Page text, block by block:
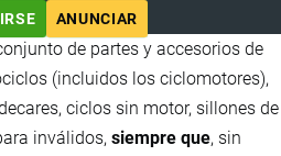
ANUNCIAR
de partes y accesorios de
(incluidos los ciclomotores),
ciclos sin motor, sillones de
inválidos, siempre que, sin